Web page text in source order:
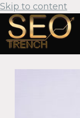
Skip to content